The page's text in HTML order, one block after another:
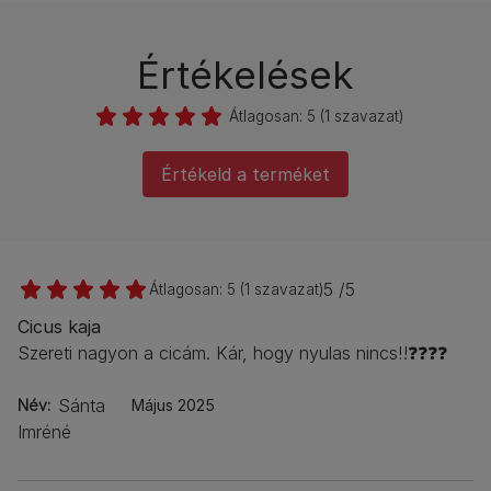
Értékelések
Átlagosan: 5 (1 szavazat)
Értékeld a terméket
Átlagosan: 5 (1 szavazat)5 /5
Cicus kaja
Szereti nagyon a cicám. Kár, hogy nyulas nincs‼️❓❓❓❓
Név
Sánta
Imréné
Május 2025